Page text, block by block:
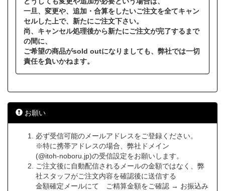
一旦、変更や、追加・合算をしたいご注文を全てキャン
セルした上で、新たにご注文下さい。
尚、キャンセル処理後から新たにご注文が完了するまで
の間に、
ご希望の商品がsold outになりましても、弊社では一切
責任を負いかねます。
お願い
必ず受信可能のメールアドレスをご登録ください。
※特に携帯アドレスの場合、弊社ドメイン
(@itoh-noboru.jp)の受信設定をお願いします。
ご注文後に自動配信されるメールの金額ではなく、弊
社スタッフがご注文内容を確認後に送信する
金額確定メールにて ご精算金額をご確認 → お振込み